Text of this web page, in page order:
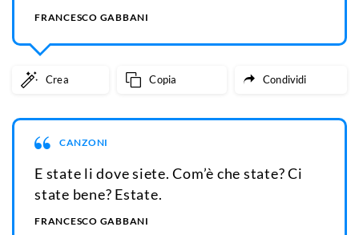
FRANCESCO GABBANI
Crea Copia Condividi
CANZONI
E state li dove siete. Com’è che state? Ci
state bene? Estate.
FRANCESCO GABBANI